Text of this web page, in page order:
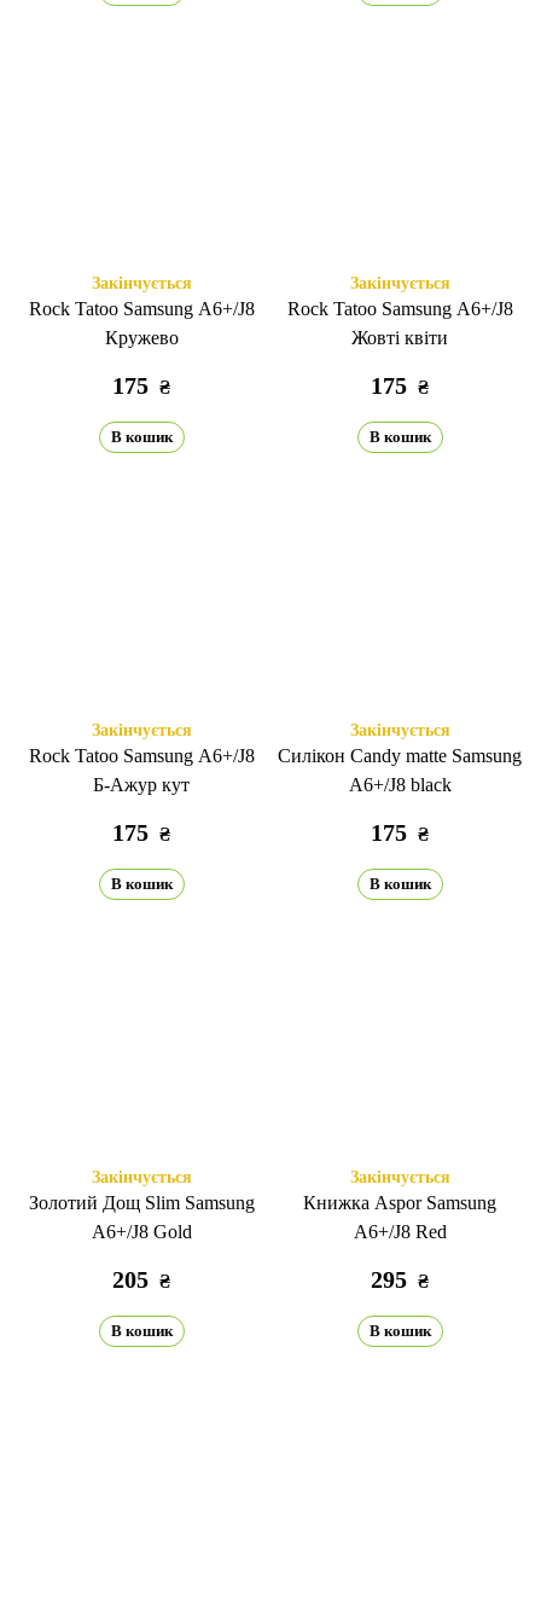
Закінчується
Rock Tatoo Samsung A6+/J8
Кружево
175 ₴
В кошик
Закінчується
Rock Tatoo Samsung A6+/J8
Жовті квіти
175 ₴
В кошик
Закінчується
Rock Tatoo Samsung A6+/J8
Б-Ажур кут
175 ₴
В кошик
Закінчується
Силікон Candy matte Samsung
A6+/J8 black
175 ₴
В кошик
Закінчується
Золотий Дощ Slim Samsung
A6+/J8 Gold
205 ₴
В кошик
Закінчується
Книжка Aspor Samsung
A6+/J8 Red
295 ₴
В кошик